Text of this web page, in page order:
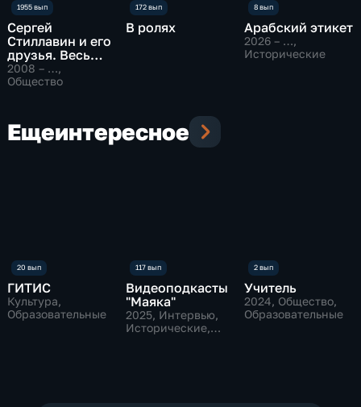
Сергей
Стиллавин и его
друзья. Весь
эфир
2008 – …,
Общество
В ролях Арабский этикет
2026 – …,
Исторические
Ещеинтересное
ГИТИС
Культура,
Образовательные
Видеоподкасты
"Маяка"
2025, Интервью,
Исторические,
Учитель
2024, Общество,
Образовательные